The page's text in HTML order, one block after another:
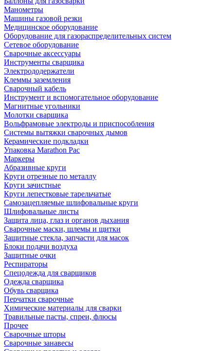
Манометры
Машины газовой резки
Медицинское оборудование
Оборудование для газораспределительных систем
Сетевое оборудование
Сварочные аксессуары
Инструменты сварщика
Электрододержатели
Клеммы заземления
Сварочный кабель
Инструмент и вспомогательное оборудование
Магнитные угольники
Молотки сварщика
Вольфрамовые электроды и приспособления
Системы вытяжки сварочных дымов
Керамические подкладки
Упаковка Marathon Pac
Маркеры
Абразивные круги
Круги отрезные по металлу
Круги зачистные
Круги лепестковые тарельчатые
Самозацепляемые шлифовальные круги
Шлифовальные листы
Защита лица, глаз и органов дыхания
Сварочные маски, шлемы и щитки
Защитные стекла, запчасти для масок
Блоки подачи воздуха
Защитные очки
Респираторы
Спецодежда для сварщиков
Одежда сварщика
Обувь сварщика
Перчатки сварочные
Химические материалы для сварки
Травильные пасты, спреи, флюсы
Прочее
Сварочные шторы
Сварочные занавесы